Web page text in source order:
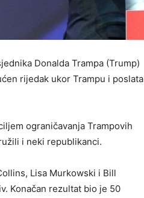
Donalda Trampa (Trump)
rijedak ukor Trampu i poslata
ograničavanja Trampovih
i neki republikanci.
Lisa Murkowski i Bill
Konačan rezultat bio je 50